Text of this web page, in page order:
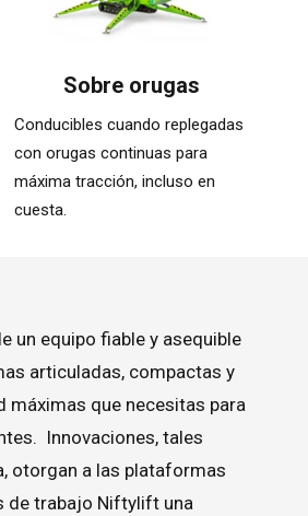
Sobre orugas
Conducibles cuando replegadas
con orugas continuas para
máxima tracción, incluso en
cuesta.
un equipo fiable y asequible
articuladas, compactas y
máximas que necesitas para
Innovaciones, tales
otorgan a las plataformas
de trabajo Niftylift una